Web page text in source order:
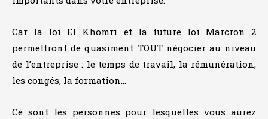
Car la loi El Khomri et la future loi Marcron 2
permettront de quasiment TOUT négocier au niveau
de l’entreprise : le temps de travail, la rémunération,
les congés, la formation…
Ce sont les personnes pour lesquelles vous aurez